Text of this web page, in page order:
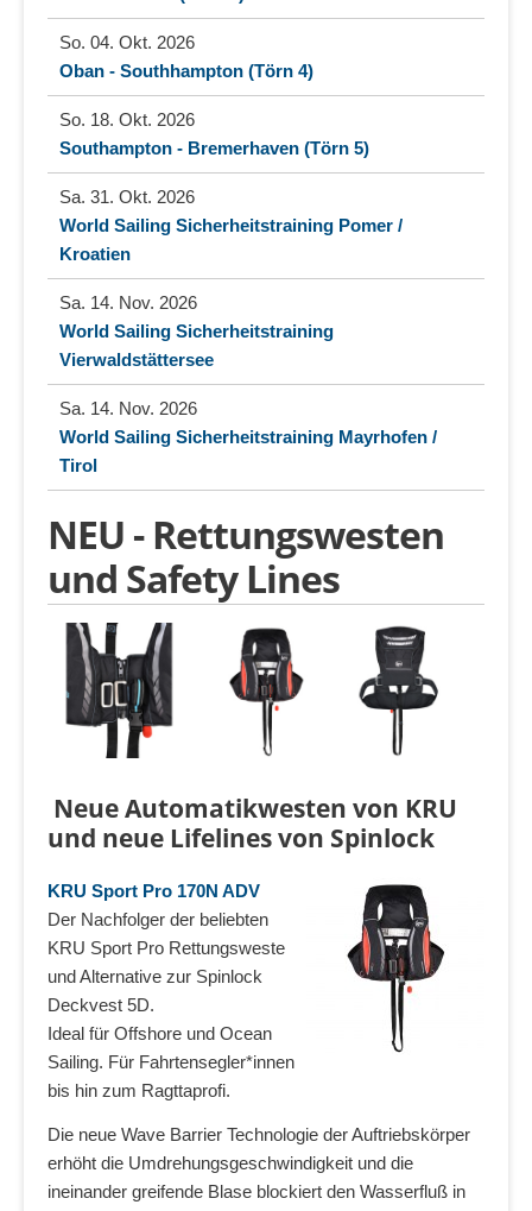
So. 04. Okt. 2026
Oban - Southhampton (Törn 4)
So. 18. Okt. 2026
Southampton - Bremerhaven (Törn 5)
Sa. 31. Okt. 2026
World Sailing Sicherheitstraining Pomer /
Kroatien
Sa. 14. Nov. 2026
World Sailing Sicherheitstraining
Vierwaldstättersee
Sa. 14. Nov. 2026
World Sailing Sicherheitstraining Mayrhofen /
Tirol
NEU - Rettungswesten
und Safety Lines
Neue Automatikwesten von KRU
und neue Lifelines von Spinlock
KRU Sport Pro 170N ADV
Der Nachfolger der beliebten
KRU Sport Pro Rettungsweste
und Alternative zur Spinlock
Deckvest 5D.
Ideal für Offshore und Ocean
Sailing. Für Fahrtensegler*innen
bis hin zum Ragttaprofi.
Die neue Wave Barrier Technologie der Auftriebskörper
erhöht die Umdrehungsgeschwindigkeit und die
ineinander greifende Blase blockiert den Wasserfluß in